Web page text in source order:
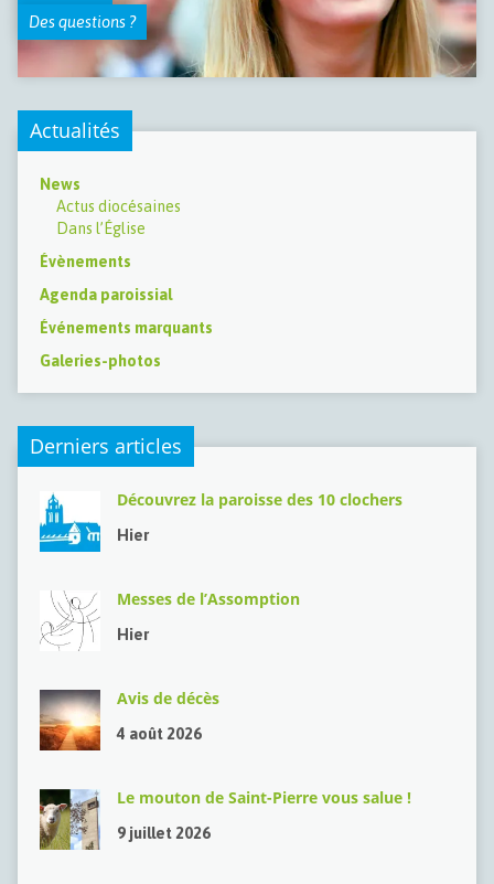
Des questions ?
Actualités
News
Actus diocésaines
Dans l’Église
Évènements
Agenda paroissial
Événements marquants
Galeries-photos
Derniers articles
Découvrez la paroisse des 10 clochers
Hier
Messes de l’Assomption
Hier
Avis de décès
4 août 2026
Le mouton de Saint-Pierre vous salue !
9 juillet 2026